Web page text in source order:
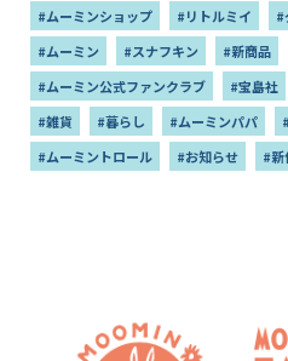
#ムーミンショップ #リトルミイ #
#ムーミン
#スナフキン #新商品
#ムーミン公式ファンクラブ
#宝島社
#雑貨
#暮らし #ムーミンパパ
#ムーミントロール
#お知らせ #新